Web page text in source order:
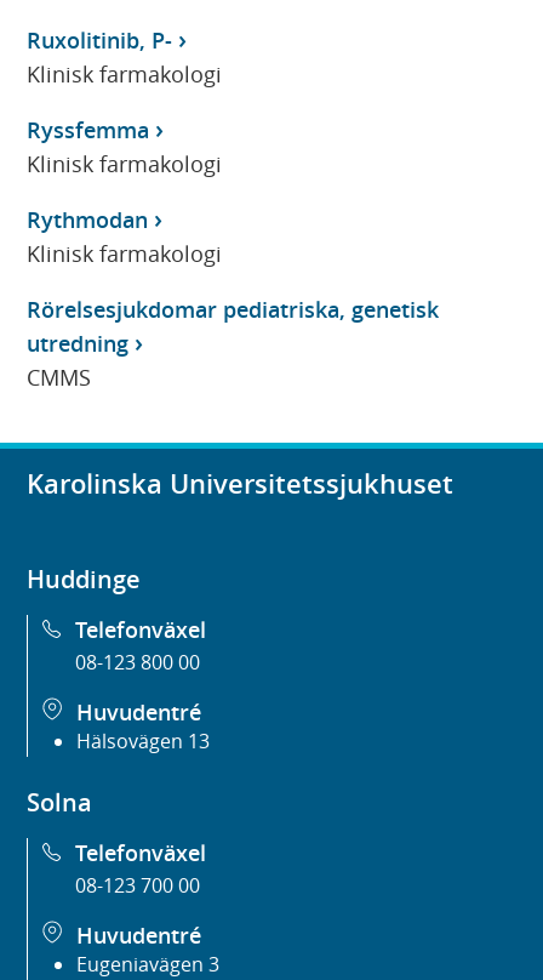
Ruxolitinib, P-
Klinisk farmakologi
Ryssfemma
Klinisk farmakologi
Rythmodan
Klinisk farmakologi
Rörelsesjukdomar pediatriska, genetisk
utredning
CMMS
Karolinska Universitetssjukhuset
Huddinge
Telefonväxel
08-123 800 00
Huvudentré
Hälsovägen 13
Solna
Telefonväxel
08-123 700 00
Huvudentré
Eugeniavägen 3